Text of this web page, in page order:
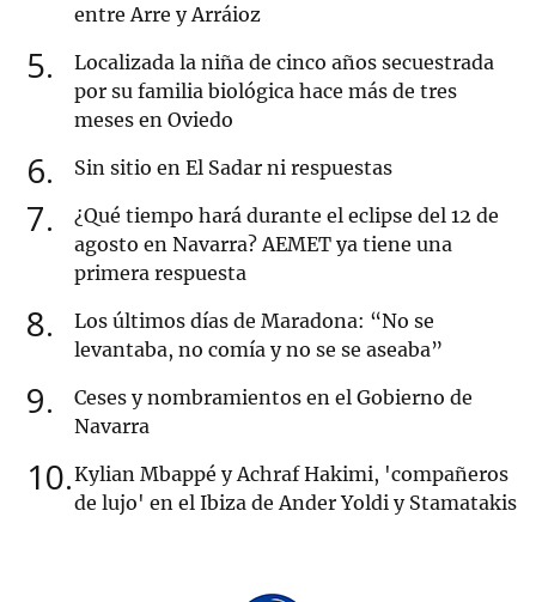
entre Arre y Arráioz
5
Localizada la niña de cinco años secuestrada
por su familia biológica hace más de tres
meses en Oviedo
6 Sin sitio en El Sadar ni respuestas
7
¿Qué tiempo hará durante el eclipse del 12 de
agosto en Navarra? AEMET ya tiene una
primera respuesta
8
Los últimos días de Maradona: “No se
levantaba, no comía y no se se aseaba”
9
Ceses y nombramientos en el Gobierno de
Navarra
10 Kylian Mbappé y Achraf Hakimi, 'compañeros
de lujo' en el Ibiza de Ander Yoldi y Stamatakis